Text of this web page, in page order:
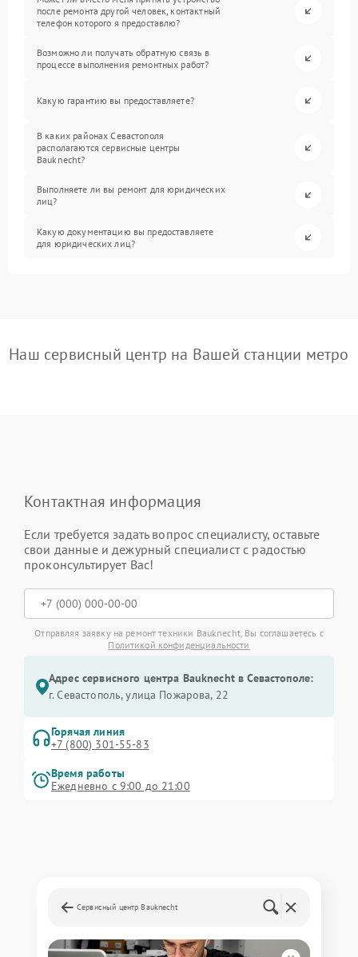
после ремонта другой человек, контактный
телефон которого я предоставлю?
Возможно ли получать обратную связь в
процессе выполнения ремонтных работ?
Какую гарантию вы предоставляете?
В каких районах Севастополя
располагаются сервисные центры
Bauknecht?
Выполняете ли вы ремонт для юридических
лиц?
Какую документацию вы предоставляете
для юридических лиц?
Наш сервисный центр на Вашей станции метро
Контактная информация
Если требуется задать вопрос специалисту, оставьте
свои данные и дежурный специалист с радостью
проконсультирует Вас!
Отправляя заявку на ремонт техники Bauknecht, Вы соглашаетесь с
Политикой конфиденциальности
Адрес сервисного центра Bauknecht в Севастополе:
г. Севастополь, улица Пожарова, 22
Горячая линия
+7 (800) 301-55-83
Время работы
Ежедневно с 9:00 до 21:00
Сервисный центр Bauknecht